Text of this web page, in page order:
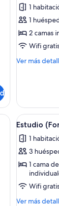
de
Deluxe,
1
habitación
1
1
2 camas
Wifi
Ver más
Más
1
habitación
un escritorio,
Abrir
todas
las
fotos
de
Estudio
(For
3
9
Estudio
1
3
1 cama
Wifi
Ver más
Más